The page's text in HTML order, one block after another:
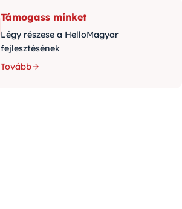
Támogass minket
Légy részese a HelloMagyar
fejlesztésének
Tovább